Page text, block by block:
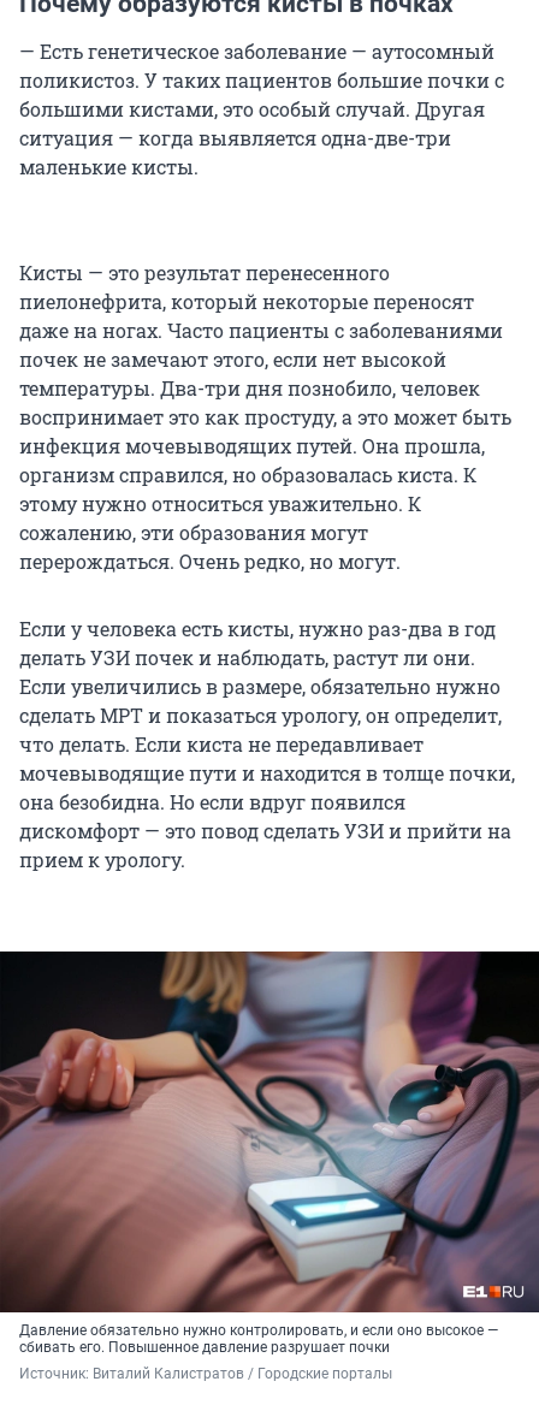
— Есть генетическое заболевание — аутосомный
поликистоз. У таких пациентов большие почки с
большими кистами, это особый случай. Другая
ситуация — когда выявляется одна-две-три
маленькие кисты.
Кисты — это результат перенесенного
пиелонефрита, который некоторые переносят
даже на ногах. Часто пациенты с заболеваниями
почек не замечают этого, если нет высокой
температуры. Два-три дня познобило, человек
воспринимает это как простуду, а это может быть
инфекция мочевыводящих путей. Она прошла,
организм справился, но образовалась киста. К
этому нужно относиться уважительно. К
сожалению, эти образования могут
перерождаться. Очень редко, но могут.
Если у человека есть кисты, нужно раз-два в год
делать УЗИ почек и наблюдать, растут ли они.
Если увеличились в размере, обязательно нужно
сделать МРТ и показаться урологу, он определит,
что делать. Если киста не передавливает
мочевыводящие пути и находится в толще почки,
она безобидна. Но если вдруг появился
дискомфорт — это повод сделать УЗИ и прийти на
прием к урологу.
Давление обязательно нужно контролировать, и если оно высокое —
сбивать его. Повышенное давление разрушает почки
Источник: Виталий Калистратов / Городские порталы